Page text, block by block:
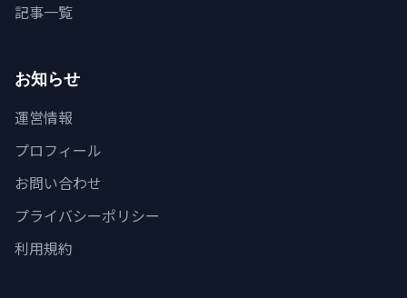
記事一覧
お知らせ
運営情報
プロフィール
お問い合わせ
プライバシーポリシー
利用規約